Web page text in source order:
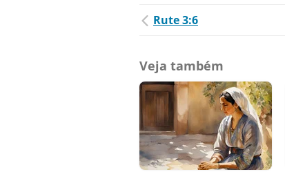
Rute 3:6
Veja também